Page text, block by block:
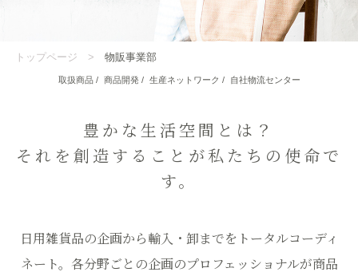
トップページ 物販事業部
取扱商品 商品開発 生産ネットワーク 自社物流センター
豊かな生活空間とは？
それを創造することが私たちの使命で
す。
日用雑貨品の企画から輸入・卸までをトータルコーディ
ネート。各分野ごとの企画のプロフェッショナルが商品